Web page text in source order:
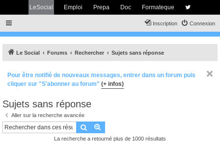
LeSocial Emploi Prepa Doc Formateque
Connexion
Inscription
Le Social Forums Rechercher Sujets sans réponse
Pour être notifié de nouveaux messages, entrer dans un forum puis
cliquer sur "S'abonner au forum" (+ infos)
Sujets sans réponse
Aller sur la recherche avancée
Rechercher
La recherche a retourné plus de 1000 résultats